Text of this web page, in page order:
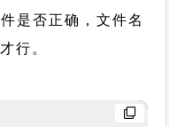
是否正确，文件名
行。